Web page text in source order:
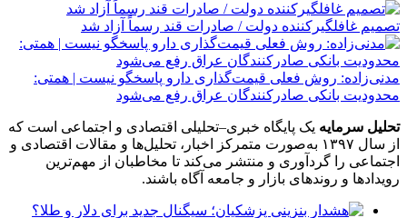
تصمیم غافلگیرکننده دولت / صادرات قند رسماً آزاد شد
مدنی‌زاده: روش فعلی قیمت‌گذاری دارو پاسخگو نیست | همتی:
محدودیت بانکی صادرکنندگان عراق رفع می‌شود
تحلیل سرمایه یک پایگاه خبری–تحلیلی اقتصادی و اجتماعی است که
از سال ۱۳۹۷ به‌صورت متمرکز اخبار، تحلیل‌ها و مقالات اقتصادی و
اجتماعی را گردآوری و منتشر می‌کند تا مخاطبان از مهم‌ترین
رویدادها و روندهای بازار و جامعه آگاه باشند.